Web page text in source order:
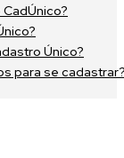
Único?
para se